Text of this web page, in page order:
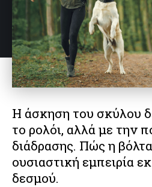
Η άσκηση του σκύλου
το ρολόι, αλλά με την
διάδρασης. Πώς η
ουσιαστική εμπειρία
δεσμού.